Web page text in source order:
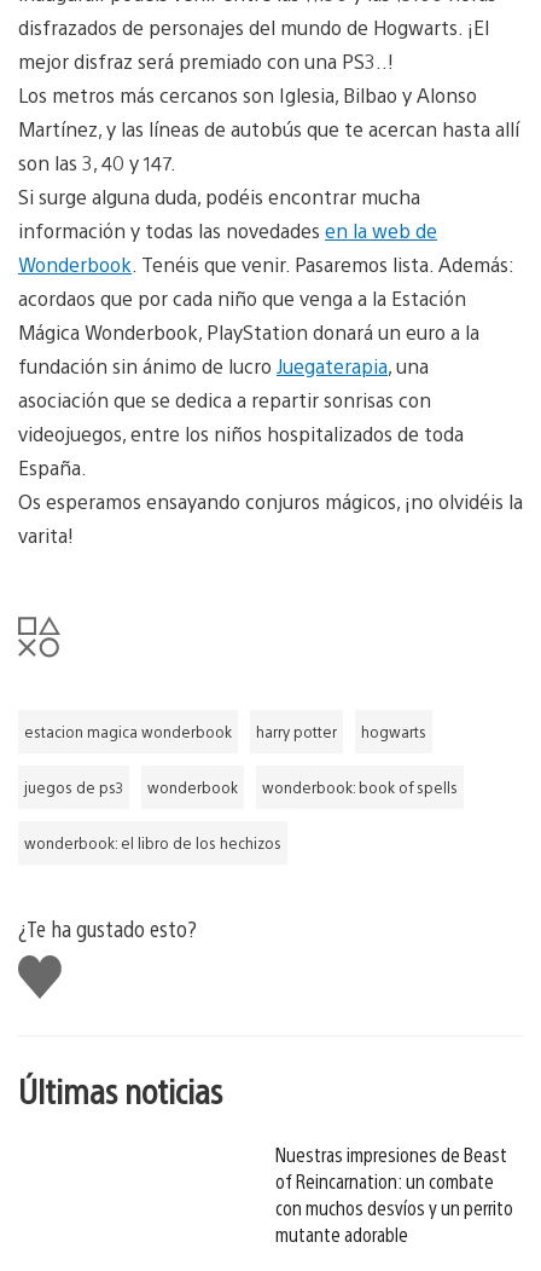
disfrazados de personajes del mundo de Hogwarts. ¡El
mejor disfraz será premiado con una PS3..!
Los metros más cercanos son Iglesia, Bilbao y Alonso
Martínez, y las líneas de autobús que te acercan hasta allí
son las 3, 40 y 147.
Si surge alguna duda, podéis encontrar mucha
información y todas las novedades en la web de
Wonderbook . Tenéis que venir. Pasaremos lista. Además:
acordaos que por cada niño que venga a la Estación
Mágica Wonderbook, PlayStation donará un euro a la
fundación sin ánimo de lucro Juegaterapia, una
asociación que se dedica a repartir sonrisas con
videojuegos, entre los niños hospitalizados de toda
España.
Os esperamos ensayando conjuros mágicos, ¡no olvidéis la
varita!
estacion magica wonderbook harry potter hogwarts
juegos de ps3 wonderbook wonderbook: book of spells
wonderbook: el libro de los hechizos
¿Te ha gustado esto?
Me
gusta
Últimas noticias
Nuestras impresiones de Beast
of Reincarnation: un combate
con muchos desvíos y un perrito
mutante adorable